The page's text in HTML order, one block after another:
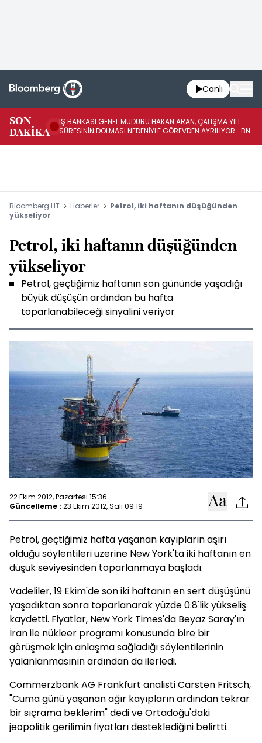
Canlı
SON
DAKİKA
İŞ BANKASI GENEL MÜDÜRÜ HAKAN ARAN, ÇALIŞMA YILI
SÜRESİNİN DOLMASI NEDENİYLE GÖREVDEN AYRILIYOR -BN
Bloomberg HT Haberler
Petrol, iki haftanın düşüğünden
yükseliyor
Petrol, iki haftanın düşüğünden
yükseliyor
Petrol, geçtiğimiz haftanın son gününde yaşadığı
büyük düşüşün ardından bu hafta
toparlanabileceği sinyalini veriyor
22 Ekim 2012, Pazartesi 15:36
Güncelleme : 23 Ekim 2012, Salı 09:19
Petrol, geçtiğimiz hafta yaşanan kayıpların aşırı
olduğu söylentileri üzerine New York'ta iki haftanın en
düşük seviyesinden toparlanmaya başladı.
Vadeliler, 19 Ekim'de son iki haftanın en sert düşüşünü
yaşadıktan sonra toparlanarak yüzde 0.8'lik yükseliş
kaydetti. Fiyatlar, New York Times'da Beyaz Saray'ın
İran ile nükleer programı konusunda bire bir
görüşmek için anlaşma sağladığı söylentilerinin
yalanlanmasının ardından da ilerledi.
Commerzbank AG Frankfurt analisti Carsten Fritsch,
"Cuma günü yaşanan ağır kayıpların ardından tekrar
bir sıçrama beklerim" dedi ve Ortadoğu'daki
jeopolitik gerilimin fiyatları desteklediğini belirtti.